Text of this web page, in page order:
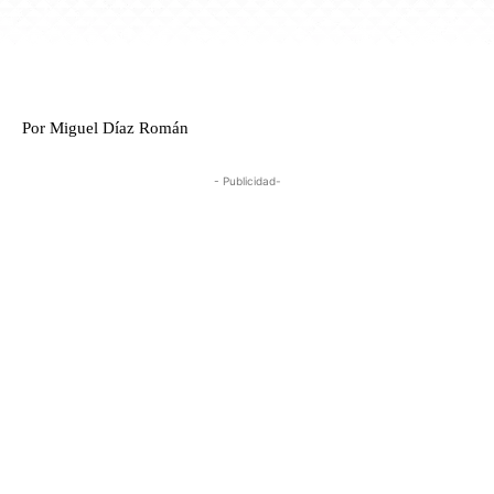
Por Miguel Díaz Román
- Publicidad-